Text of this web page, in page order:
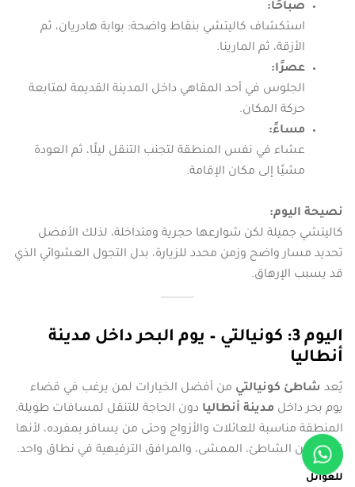
صباحًا:
استكشاف كاليتشي بنقاط واضحة: بوابة هادريان، ثم
الأزقة، ثم المارينا.
عصرًا:
الجلوس في أحد المقاهي داخل المدينة القديمة لمتابعة
حركة المكان.
مساءً:
عشاء في نفس المنطقة لتجنب التنقل ليلًا، ثم العودة
مشيًا إلى مكان الإقامة.
نصيحة اليوم:
كاليتشي جميلة لكن شوارعها حجرية ومتداخلة، لذلك الأفضل
تحديد مسار واضح وزمن محدد للزيارة، بدل التجول العشوائي الذي
قد يسبب الإرهاق.
اليوم 3: كونيالتي – يوم البحر داخل مدينة
أنطاليا
يُعد شاطئ كونيالتي من أفضل الخيارات لمن يرغب في قضاء
يوم بحر داخل مدينة أنطاليا دون الحاجة للتنقل لمسافات طويلة.
المنطقة مناسبة للعائلات والأزواج وحتى من يسافر بمفرده، لأنها
تجمع بين الشاطئ، الممشى، والمرافق الترفيهية في نطاق واحد.
للعوائل